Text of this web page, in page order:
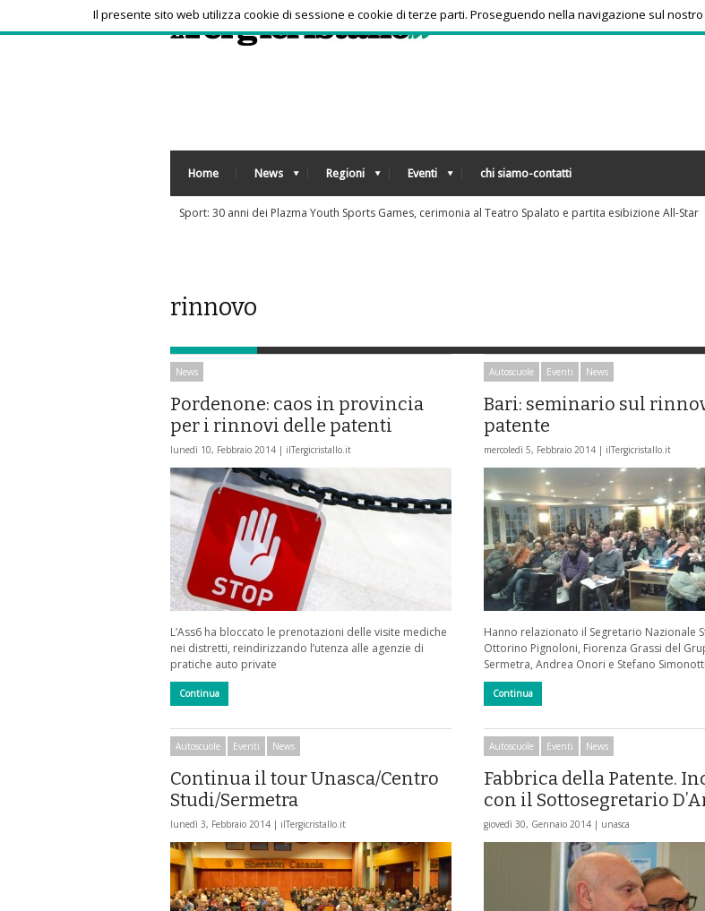
Home News Regioni Eventi chi siamo-contatti
Forza Italia, incontro tra Tajani e Marina Berlusconi: faccia a faccia a fine mese
rinnovo
News
Pordenone: caos in provincia
per i rinnovi delle patenti
lunedì 10, Febbraio 2014 | ilTergicristallo.it
L’Ass6 ha bloccato le prenotazioni delle visite mediche
nei distretti, reindirizzando l’utenza alle agenzie di
pratiche auto private
Continua
Autoscuole Eventi News
Bari: seminario sul
patente
mercoledì 5, Febbraio 2014 | ilTergicristallo.it
Hanno relazionato il Segretario Nazionale
Ottorino Pignoloni, Fiorenza Grassi del
Sermetra, Andrea Onori e Stefano
Continua
Autoscuole Eventi News
Continua il tour Unasca/Centro
Studi/Sermetra
lunedì 3, Febbraio 2014 | ilTergicristallo.it
Autoscuole Eventi News
Fabbrica della Patente.
con il Sottosegretario
giovedì 30, Gennaio 2014 | unasca
Il presente sito web utilizza cookie di sessione e cookie di terze parti. Proseguendo nella navigazione sul